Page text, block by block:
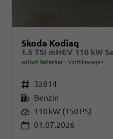
Skoda Kodiaq
sofort lieferbar Vorführwagen
Fahrzeugnr. 32814
Kraftstoff Benzin
Leistung 110 kW (150 PS)
01.07.2026